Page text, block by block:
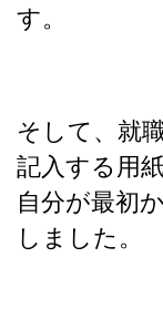
す。
そして、就
記入する用
自分が最初
しました。